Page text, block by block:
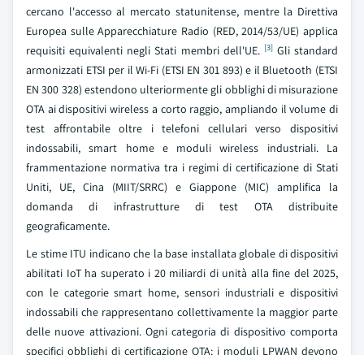
cercano l'accesso al mercato statunitense, mentre la Direttiva
Europea sulle Apparecchiature Radio (RED, 2014/53/UE) applica
requisiti equivalenti negli Stati membri dell'UE. [3]Gli standard
armonizzati ETSI per il Wi-Fi (ETSI EN 301 893) e il Bluetooth (ETSI
EN 300 328) estendono ulteriormente gli obblighi di misurazione
OTA ai dispositivi wireless a corto raggio, ampliando il volume di
test affrontabile oltre i telefoni cellulari verso dispositivi
indossabili, smart home e moduli wireless industriali. La
frammentazione normativa tra i regimi di certificazione di Stati
Uniti, UE, Cina (MIIT/SRRC) e Giappone (MIC) amplifica la
domanda di infrastrutture di test OTA distribuite
geograficamente.
Le stime ITU indicano che la base installata globale di dispositivi
abilitati IoT ha superato i 20 miliardi di unità alla fine del 2025,
con le categorie smart home, sensori industriali e dispositivi
indossabili che rappresentano collettivamente la maggior parte
delle nuove attivazioni. Ogni categoria di dispositivo comporta
specifici obblighi di certificazione OTA: i moduli LPWAN devono